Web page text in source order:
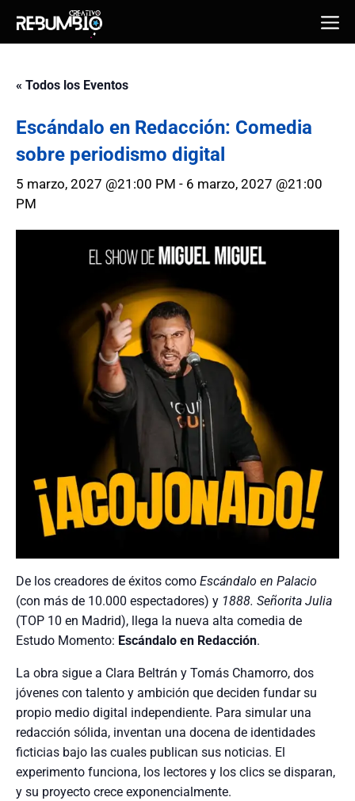
contenido
« Todos los Eventos
Escándalo en Redacción: Comedia
sobre periodismo digital
5 marzo, 2027 @21:00 PM - 6 marzo, 2027 @21:00
PM
De los creadores de éxitos como Escándalo en Palacio
(con más de 10.000 espectadores) y 1888. Señorita Julia
(TOP 10 en Madrid), llega la nueva alta comedia de
Estudo Momento: Escándalo en Redacción.
La obra sigue a Clara Beltrán y Tomás Chamorro, dos
jóvenes con talento y ambición que deciden fundar su
propio medio digital independiente. Para simular una
redacción sólida, inventan una docena de identidades
ficticias bajo las cuales publican sus noticias. El
experimento funciona, los lectores y los clics se disparan,
y su proyecto crece exponencialmente.